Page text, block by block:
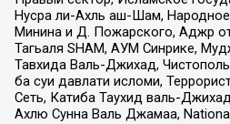
Нусра ли-Ахль аш-Шам,
Минина и Д. Пожарского, Аджр
Тагьаля SHAM, АУМ Синрике,
Тавхида Валь-Джихад,
ба суи давлати исломи,
Сеть, Катиба Таухид валь-
Ахлю Сунна Валь Джамаа,